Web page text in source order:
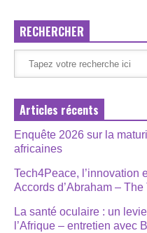
RECHERCHER
Articles récents
Enquête 2026 sur la
africaines
Tech4Peace, l’innovation
Accords d’Abraham – The
La santé oculaire : un
l’Afrique – entretien avec